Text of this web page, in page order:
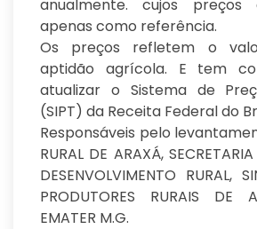
anualmente. cujos preços
apenas como referência.
Os preços refletem o
aptidão agrícola. E tem
atualizar o Sistema de
(SIPT) da Receita Federal do
Responsáveis pelo
RURAL DE ARAXÁ,
DESENVOLVIMENTO RURAL,
PRODUTORES RURAIS DE
EMATER M.G.